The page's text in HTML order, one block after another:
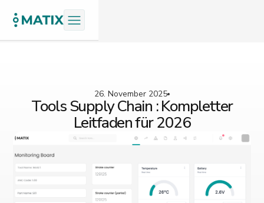
26. November 2025
Tools Supply Chain : Kompletter
Leitfaden für 2026